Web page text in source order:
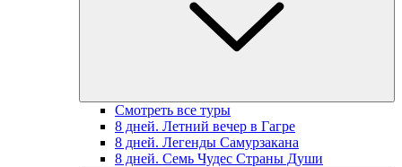
Смотреть все туры
8 дней. Летний вечер в Гагре
8 дней. Легенды Самурзакана
8 дней. Семь Чудес Страны Души